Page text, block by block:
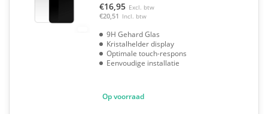
€16,95 Excl. btw
€20,51 Incl. btw
9H Gehard Glas
Kristalhelder display
Optimale touch-respons
Eenvoudige installatie
Op voorraad